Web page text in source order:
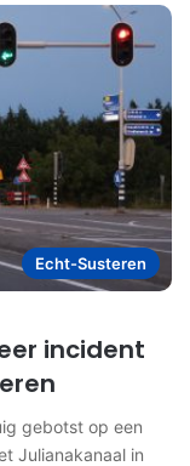
Echt-Susteren
incident
gebotst op een
Julianakanaal in